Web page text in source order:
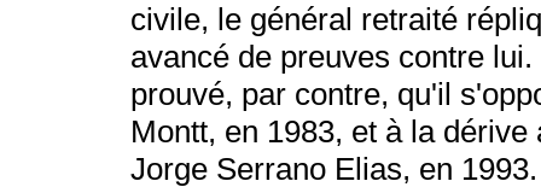
civile, le général retraité
avancé de preuves contre
prouvé, par contre, qu'il
Montt, en 1983, et à la
Jorge Serrano Elias, en 1993.